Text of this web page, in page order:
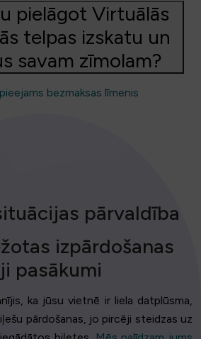
pielāgot Virtuālās
telpas izskatu un
savam zīmolam?
bezmaksas līmenis
pārvaldība
izpārdošanas
pasākumi
ka jūsu vietnē ir liela datplūsma,
pārdošanas, jo pircēji steidzas uz